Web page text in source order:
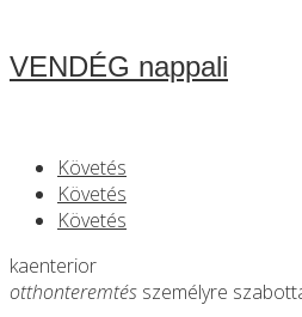
VENDÉG nappali
Követés
Követés
Követés
kaenterior
otthonteremtés személyre